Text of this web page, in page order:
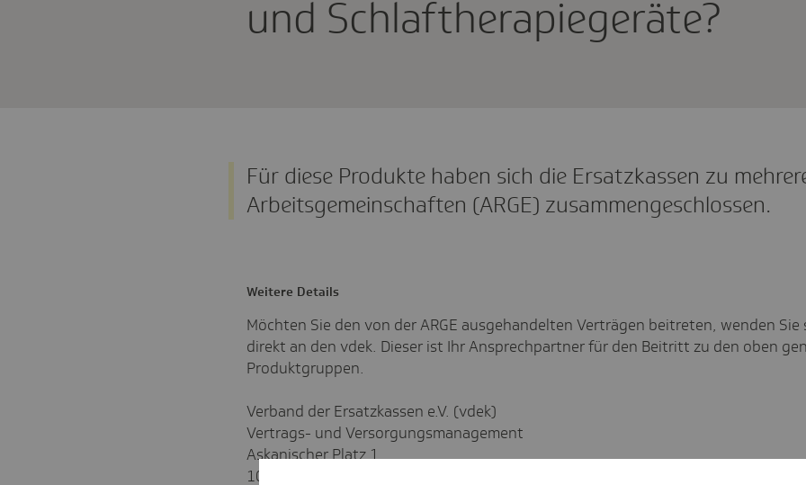
und Schlaf­the­ra­pie­ge­räte?
Für diese Produkte haben sich die Ersatzkassen zu
Arbeitsgemeinschaften (ARGE) zusammengeschlossen.
Weitere Details
Möchten Sie den von der ARGE ausgehandelten Verträgen beitreten, wenden Sie
direkt an den vdek. Dieser ist Ihr Ansprechpartner für den Beitritt zu den oben
Produktgruppen.
Verband der Ersatzkassen e.V. (vdek)
Vertrags- und Versorgungsmanagement
Askanischer Platz 1
10936 Berlin